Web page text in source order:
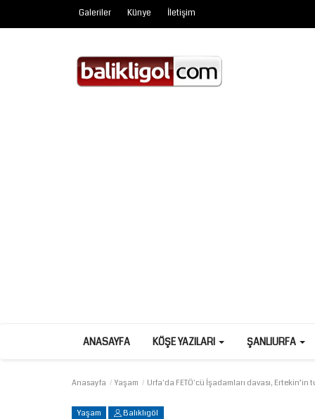
Galeriler Künye İletişim
ANASAYFA KÖŞE YAZILARI ŞANLIURFA
Anasayfa Yaşam Urfa'da FETÖ'cü İşadamları davası,
Yaşam Balıklıgöl